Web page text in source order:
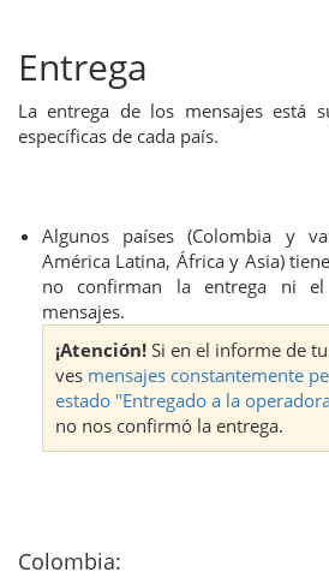
Entrega
La entrega de los mensajes está
específicas de cada país.
Algunos países (Colombia y
América Latina, África y Asia)
no confirman la entrega ni
mensajes.
¡Atención! Si en el informe de
ves mensajes constantemente
estado "Entregado a la
no nos confirmó la entrega.
Colombia: